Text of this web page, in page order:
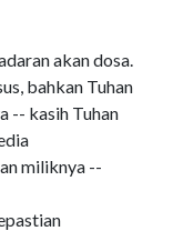
akan dosa.
bahkan Tuhan
-- kasih Tuhan
miliknya --